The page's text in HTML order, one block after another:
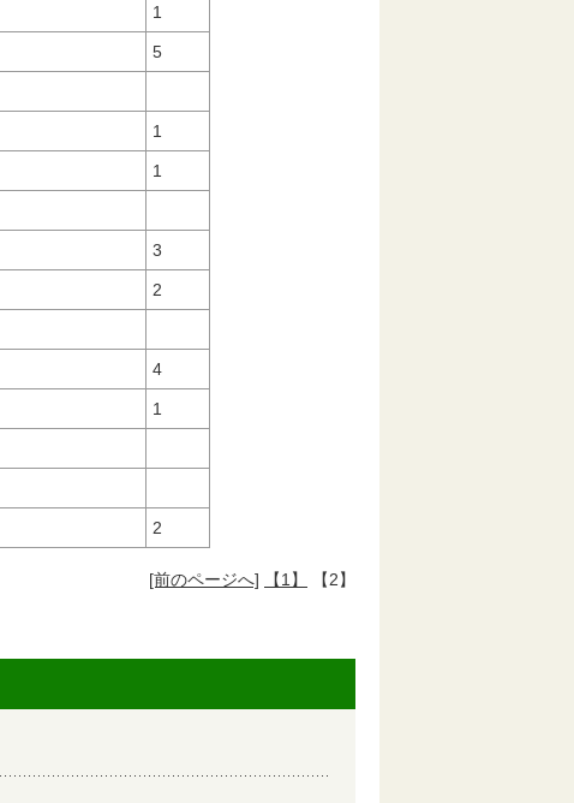
1
5
1
1
3
2
4
1
2
[前のページへ] 【1】 【2】